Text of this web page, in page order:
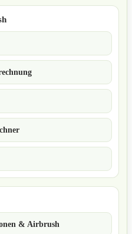
& Airbrush